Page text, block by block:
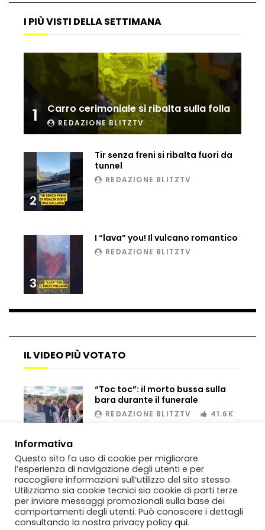
chiude in 4 ore e 10: “Up and down for
Ingresso da film a Taormina: lo sposo
plana tra le rovine greche
Incendio nel Vicentino, in fumo un
Il sindaco Silvia Salis porta in aula gli
insulti sessisti che riceve
Notte incantata a Selva di Val Gardena,
la prima neve trasforma il paese
Dramma ai Fori Imperiali: soccorritori al
Tunisia
immagini dei danni
Genova, sequestrata Ferrari da
700mila euro: il tentativo di
contrabbando scoperto al porto
I PIÙ VISTI DELLA SETTIMANA
1 Carro cerimoniale si ribalta sulla folla
REDAZIONE BLITZTV
2
Tir senza freni si ribalta fuori da
tunnel
REDAZIONE BLITZTV
3
I “lava” you! Il vulcano romantico
REDAZIONE BLITZTV
IL VIDEO PIÙ VOTATO
00:02
“Toc toc”: il morto bussa sulla
bara durante il funerale
REDAZIONE BLITZTV 41.6K
Informativa
Questo sito fa uso di cookie per migliorare
l’esperienza di navigazione degli utenti e per
raccogliere informazioni sull’utilizzo del sito stesso.
Utilizziamo sia cookie tecnici sia cookie di parti terze
per inviare messaggi promozionali sulla base dei
comportamenti degli utenti. Può conoscere i dettagli
consultando la nostra privacy policy qui.